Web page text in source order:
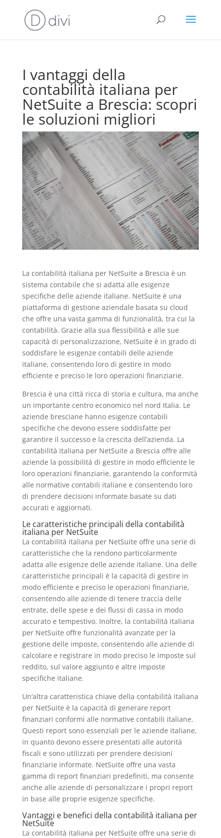
I vantaggi della
contabilità italiana per
NetSuite a Brescia: scopri
le soluzioni migliori
La contabilità italiana per NetSuite a Brescia è un
sistema contabile che si adatta alle esigenze
specifiche delle aziende italiane. NetSuite è una
piattaforma di gestione aziendale basata su cloud
che offre una vasta gamma di funzionalità, tra cui la
contabilità. Grazie alla sua flessibilità e alle sue
capacità di personalizzazione, NetSuite è in grado di
soddisfare le esigenze contabili delle aziende
italiane, consentendo loro di gestire in modo
efficiente e preciso le loro operazioni finanziarie.
Brescia è una città ricca di storia e cultura, ma anche
un importante centro economico nel nord Italia. Le
aziende bresciane hanno esigenze contabili
specifiche che devono essere soddisfatte per
garantire il successo e la crescita dell’azienda. La
contabilità italiana per NetSuite a Brescia offre alle
aziende la possibilità di gestire in modo efficiente le
loro operazioni finanziarie, garantendo la conformità
alle normative contabili italiane e consentendo loro
di prendere decisioni informate basate su dati
accurati e aggiornati.
Le caratteristiche principali della contabilità
italiana per NetSuite
La contabilità italiana per NetSuite offre una serie di
caratteristiche che la rendono particolarmente
adatta alle esigenze delle aziende italiane. Una delle
caratteristiche principali è la capacità di gestire in
modo efficiente e preciso le operazioni finanziarie,
consentendo alle aziende di tenere traccia delle
entrate, delle spese e dei flussi di cassa in modo
accurato e tempestivo. Inoltre, la contabilità italiana
per NetSuite offre funzionalità avanzate per la
gestione delle imposte, consentendo alle aziende di
calcolare e registrare in modo preciso le imposte sul
reddito, sul valore aggiunto e altre imposte
specifiche italiane.
Un’altra caratteristica chiave della contabilità italiana
per NetSuite è la capacità di generare report
finanziari conformi alle normative contabili italiane.
Questi report sono essenziali per le aziende italiane,
in quanto devono essere presentati alle autorità
fiscali e sono utilizzati per prendere decisioni
finanziarie informate. NetSuite offre una vasta
gamma di report finanziari predefiniti, ma consente
anche alle aziende di personalizzare i propri report
in base alle proprie esigenze specifiche.
Vantaggi e benefici della contabilità italiana per
NetSuite
La contabilità italiana per NetSuite offre una serie di